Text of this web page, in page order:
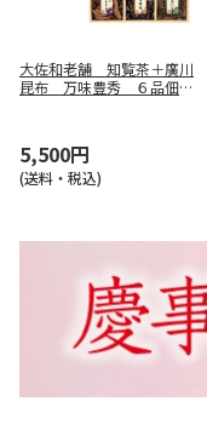
大佐和老舗 知覧茶＋廣川
昆布 万味豊秀 ６品佃煮
5,500円
(送料・税込)